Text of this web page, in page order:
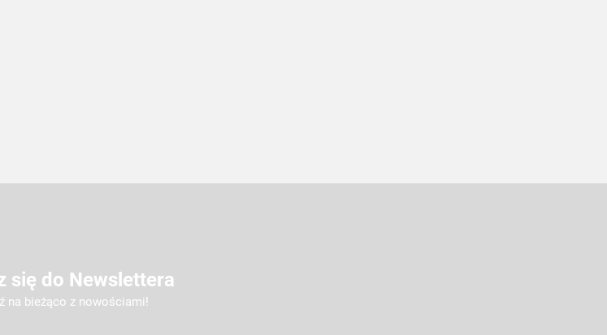
się do Newslettera
na bieżąco z nowościami!